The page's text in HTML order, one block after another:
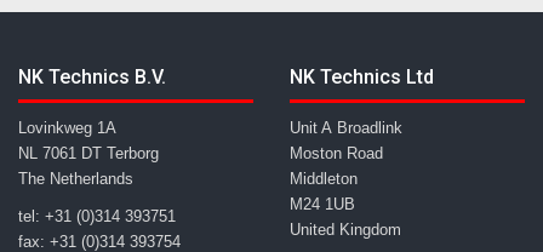
NK Technics B.V.
Lovinkweg 1A
NL 7061 DT Terborg
The Netherlands
tel: +31 (0)314 393751
fax: +31 (0)314 393754
NK Technics Ltd
Unit A Broadlink
Moston Road
Middleton
M24 1UB
United Kingdom